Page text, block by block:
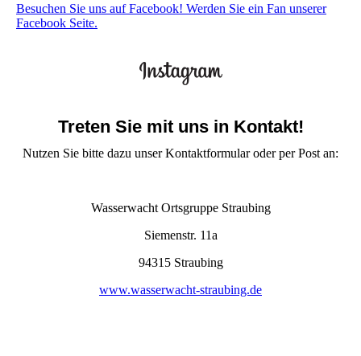
Besuchen Sie uns auf Facebook! Werden Sie ein Fan unserer
Facebook Seite.
Treten Sie mit uns in Kontakt!
Nutzen Sie bitte dazu unser Kontaktformular oder per Post an:
Wasserwacht Ortsgruppe Straubing
Siemenstr. 11a
94315 Straubing
www.wasserwacht-straubing.de